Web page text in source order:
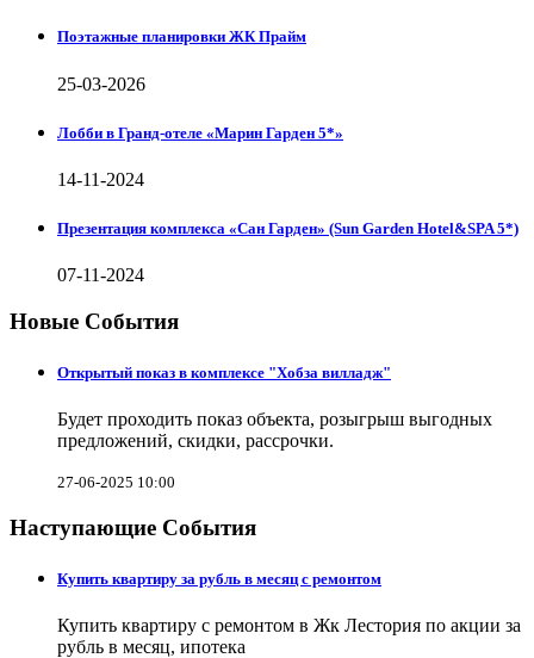
Поэтажные планировки ЖК Прайм
25-03-2026
Лобби в Гранд-отеле «Марин Гарден 5*»
14-11-2024
Презентация комплекса «Сан Гарден» (Sun Garden Hotel&SPA 5*)
07-11-2024
Новые События
Открытый показ в комплексе "Хобза вилладж"
Будет проходить показ объекта, розыгрыш выгодных
предложений, скидки, рассрочки.
27-06-2025 10:00
Наступающие События
Купить квартиру за рубль в месяц с ремонтом
Купить квартиру с ремонтом в Жк Лестория по акции за
рубль в месяц, ипотека